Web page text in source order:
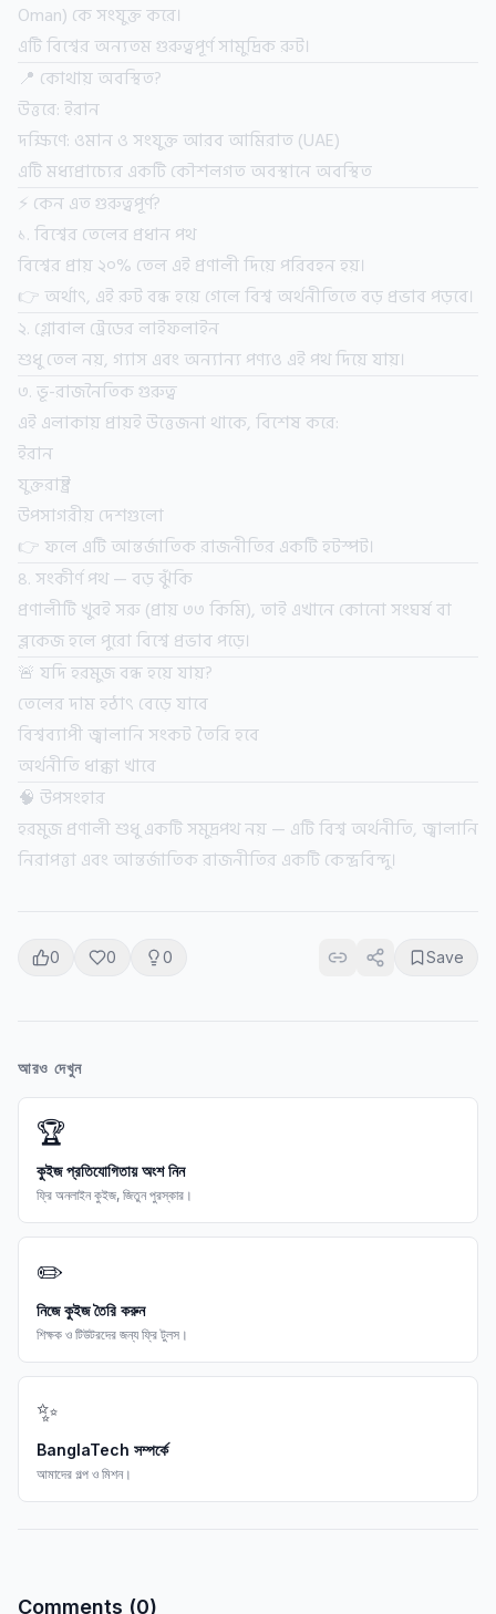
Oman) কে সংযুক্ত করে।
এটি বিশ্বের অন্যতম গুরুত্বপূর্ণ সামুদ্রিক রুট।
📍 কোথায় অবস্থিত?
উত্তরে: ইরান
দক্ষিণে: ওমান ও সংযুক্ত আরব আমিরাত (UAE)
এটি মধ্যপ্রাচ্যের একটি কৌশলগত অবস্থানে অবস্থিত
⚡ কেন এত গুরুত্বপূর্ণ?
১. বিশ্বের তেলের প্রধান পথ
বিশ্বের প্রায় ২০% তেল এই প্রণালী দিয়ে পরিবহন হয়।
👉 অর্থাৎ, এই রুট বন্ধ হয়ে গেলে বিশ্ব অর্থনীতিতে বড় প্রভাব পড়বে।
২. গ্লোবাল ট্রেডের লাইফলাইন
শুধু তেল নয়, গ্যাস এবং অন্যান্য পণ্যও এই পথ দিয়ে যায়।
৩. ভূ-রাজনৈতিক গুরুত্ব
এই এলাকায় প্রায়ই উত্তেজনা থাকে, বিশেষ করে:
ইরান
যুক্তরাষ্ট্র
উপসাগরীয় দেশগুলো
👉 ফলে এটি আন্তর্জাতিক রাজনীতির একটি হটস্পট।
৪. সংকীর্ণ পথ — বড় ঝুঁকি
প্রণালীটি খুবই সরু (প্রায় ৩৩ কিমি), তাই এখানে কোনো সংঘর্ষ বা
ব্লকেজ হলে পুরো বিশ্বে প্রভাব পড়ে।
🚨 যদি হরমুজ বন্ধ হয়ে যায়?
তেলের দাম হঠাৎ বেড়ে যাবে
বিশ্বব্যাপী জ্বালানি সংকট তৈরি হবে
অর্থনীতি ধাক্কা খাবে
🧠 উপসংহার
হরমুজ প্রণালী শুধু একটি সমুদ্রপথ নয় — এটি বিশ্ব অর্থনীতি, জ্বালানি
নিরাপত্তা এবং আন্তর্জাতিক রাজনীতির একটি কেন্দ্রবিন্দু।
0 0 0 Save
আরও দেখুন
🏆
কুইজ প্রতিযোগিতায় অংশ নিন
ফ্রি অনলাইন কুইজ, জিতুন পুরস্কার।
✏️
নিজে কুইজ তৈরি করুন
শিক্ষক ও টিউটরদের জন্য ফ্রি টুলস।
✨
BanglaTech সম্পর্কে
আমাদের গল্প ও মিশন।
Comments (0)